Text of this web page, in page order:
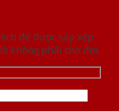
để được sắp xếp
không phải chờ đợi.